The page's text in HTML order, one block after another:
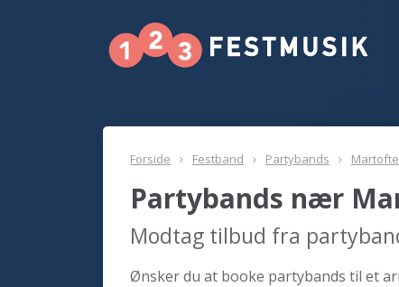
Forside Festband Partybands Martofte
Partybands nær
Modtag tilbud fra
Ønsker du at booke partybands til et